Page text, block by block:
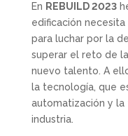
En REBUILD 2023
edificación
para luchar por la
superar el reto de
nuevo talento. A
la tecnología, que
automatización y
industria.